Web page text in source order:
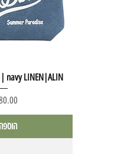
| navy LINEN|ALIN
מחיר